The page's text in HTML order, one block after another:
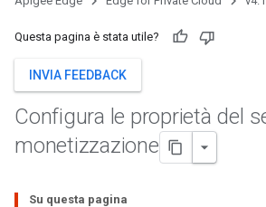
Questa pagina è stata utile?
INVIA FEEDBACK
Configura le proprietà del
monetizzazione
Su questa pagina